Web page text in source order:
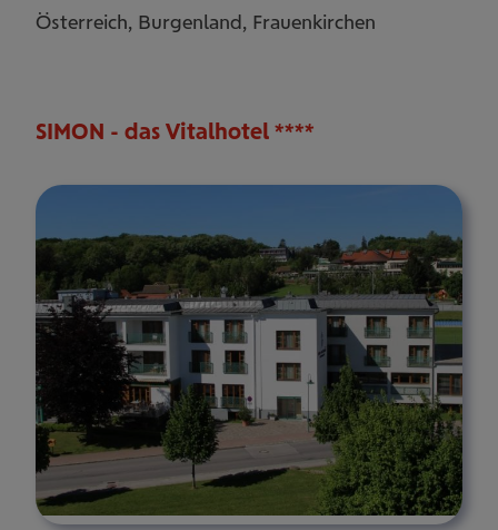
Österreich, Burgenland, Frauenkirchen
SIMON - das Vitalhotel ****